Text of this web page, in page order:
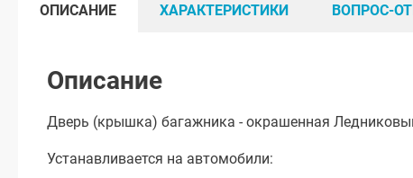
ОПИСАНИЕ ХАРАКТЕРИСТИКИ ВОПРОС-
Описание
Дверь (крышка) багажника - окрашенная
Устанавливается на автомобили: